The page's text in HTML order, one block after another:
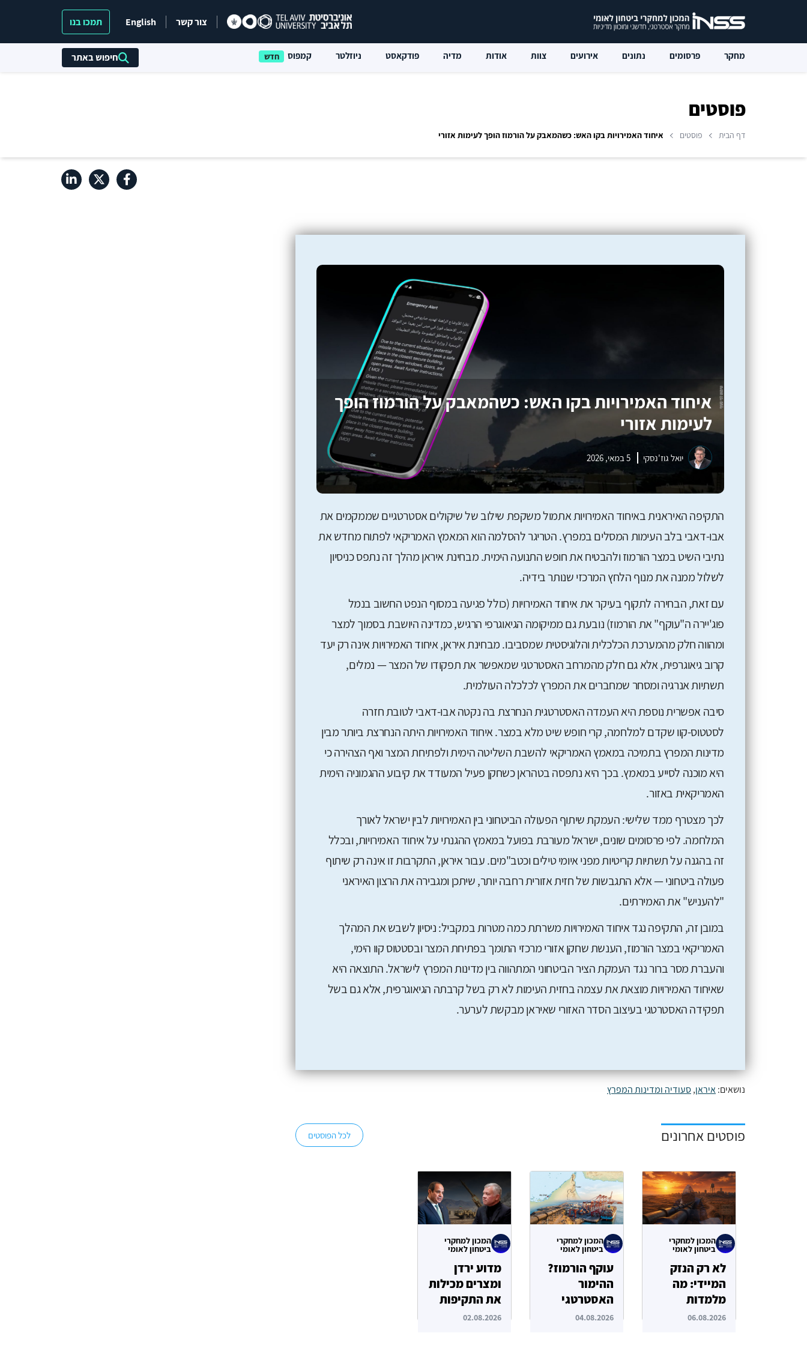
צור קשר English תמכו בנו
מחקר פרסומים נתונים אירועים צוות אודות מדיה פודקאסט ניוזלטר קמפוס חיפוש באתר
פוסטים
דף הבית פוסטים איחוד האמירויות בקו האש: כשהמאבק על הורמוז הופך לעימות אזורי
איחוד האמירויות בקו האש: כשהמאבק על הורמוז הופך
לעימות אזורי
יואל גוז'נסקי 5 במאי, 2026
התקיפה האיראנית באיחוד האמירויות אתמול משקפת שילוב של שיקולים אסטרטגיים שממקמים את
אבו-דאבי בלב העימות המסלים במפרץ. הטריגר להסלמה הוא המאמץ האמריקאי לפתוח מחדש את
נתיבי השיט במצר הורמוז ולהבטיח את חופש התנועה הימית. מבחינת איראן מהלך זה נתפס כניסיון
לשלול ממנה את מנוף הלחץ המרכזי שנותר בידיה.
עם זאת, הבחירה לתקוף בעיקר את איחוד האמירויות (כולל פגיעה במסוף הנפט החשוב בנמל
פוג'יירה ה"עוקף" את הורמוז) נובעת גם ממיקומה הגיאוגרפי הרגיש, כמדינה היושבת בסמוך למצר
ומהווה חלק מהמערכת הכלכלית והלוגיסטית שמסביבו. מבחינת איראן, איחוד האמירויות אינה רק יעד
קרוב גיאוגרפית, אלא גם חלק מהמרחב האסטרטגי שמאפשר את תפקודו של המצר — נמלים,
תשתיות אנרגיה ומסחר שמחברים את המפרץ לכלכלה העולמית.
סיבה אפשרית נוספת היא העמדה האסטרטגית הנחרצת בה נקטה אבו-דאבי לטובת חזרה
לסטטוס-קוו שקדם למלחמה, קרי חופש שיט מלא במצר. איחוד האמירויות היתה הנחרצת ביותר מבין
מדינות המפרץ בתמיכה במאמץ האמריקאי להשבת השליטה הימית ולפתיחת המצר ואף הצהירה כי
היא מוכנה לסייע במאמץ. בכך היא נתפסה בטהראן כשחקן פעיל המעודד את קיבוע ההגמוניה הימית
האמריקאית באזור.
לכך מצטרף ממד שלישי: העמקת שיתוף הפעולה הביטחוני בין האמירויות לבין ישראל לאורך
המלחמה. לפי פרסומים שונים, ישראל מעורבת בפועל במאמץ ההגנתי על איחוד האמירויות, ובכלל
זה בהגנה על תשתיות קריטיות מפני איומי טילים וכטב"מים. עבור איראן, התקרבות זו אינה רק שיתוף
פעולה ביטחוני — אלא התגבשות של חזית אזורית רחבה יותר, שיתכן ומגבירה את הרצון האיראני
"להעניש" את האמירתים.
במובן זה, התקיפה נגד איחוד האמירויות משרתת כמה מטרות במקביל: ניסיון לשבש את המהלך
האמריקאי במצר הורמוז, הענשת שחקן אזורי מרכזי התומך בפתיחת המצר ובסטטוס קוו הימי,
והעברת מסר ברור נגד העמקת הציר הביטחוני המתהווה בין מדינות המפרץ לישראל. התוצאה היא
שאיחוד האמירויות מוצאת את עצמה בחזית העימות לא רק בשל קרבתה הגיאוגרפית, אלא גם בשל
תפקידה האסטרטגי בעיצוב הסדר האזורי שאיראן מבקשת לערער.
נושאים:איראן,סעודיה ומדינות המפרץ
פוסטים אחרונים לכל הפוסטים
המכון למחקרי
ביטחון לאומי
לא רק הנזק
המיידי: מה
מלמדות
תקיפות הסייבר
06.08.2026
המכון למחקרי
ביטחון לאומי
עוקף הורמוז?
ההימור
האסטרטגי
הבעייתי של
04.08.2026
המכון למחקרי
ביטחון לאומי
מדוע ירדן
ומצרים מכילות
את התקיפות
האיראניות
02.08.2026